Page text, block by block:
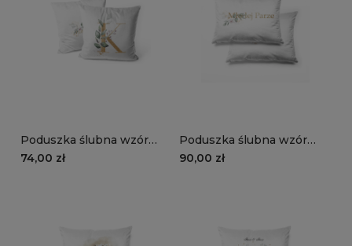
Poduszka ślubna wzór
LS32 | złota literka
74,00 zł
Poduszka ślubna wzór
LS31 | złota młoda para
90,00 zł